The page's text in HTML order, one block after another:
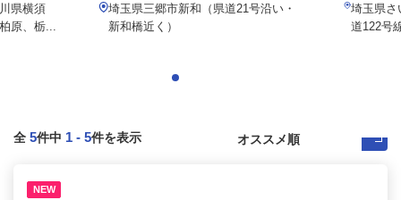
県横須
原、栃...
埼玉県三郷市新和（県道21号沿い・
新和橋近く）
埼玉県さ
道122号
全 5件中 1 - 5件を表示
NEW